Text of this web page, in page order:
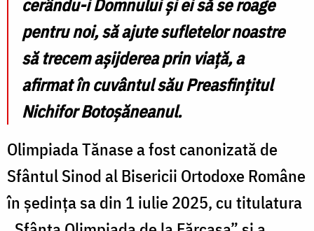
cerându-i Domnului și ei să se roage
pentru noi, să ajute sufletelor noastre
să trecem așijderea prin viață, a
afirmat în cuvântul său Preasfințitul
Nichifor Botoșăneanul.
Olimpiada Tănase a fost canonizată de
Sfântul Sinod al Bisericii Ortodoxe Române
în ședința sa din 1 iulie 2025, cu titulatura